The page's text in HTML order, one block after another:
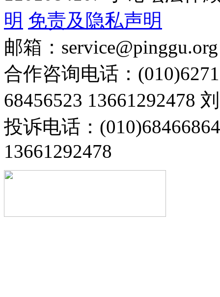
明 免责及隐私声明
邮箱：service@pinggu.org
合作咨询电话：
68456523 13661292478
投诉电话：
13661292478